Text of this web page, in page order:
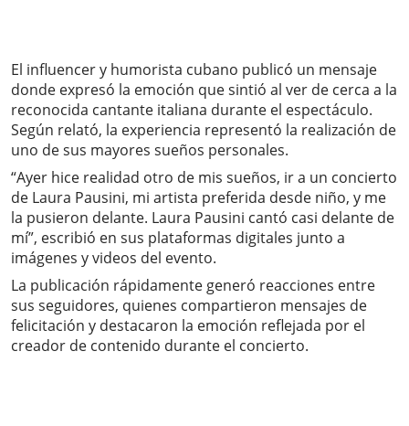
El influencer y humorista cubano publicó un mensaje
donde expresó la emoción que sintió al ver de cerca a la
reconocida cantante italiana durante el espectáculo.
Según relató, la experiencia representó la realización de
uno de sus mayores sueños personales.
“Ayer hice realidad otro de mis sueños, ir a un concierto
de Laura Pausini, mi artista preferida desde niño, y me
la pusieron delante. Laura Pausini cantó casi delante de
mí”, escribió en sus plataformas digitales junto a
imágenes y videos del evento.
La publicación rápidamente generó reacciones entre
sus seguidores, quienes compartieron mensajes de
felicitación y destacaron la emoción reflejada por el
creador de contenido durante el concierto.